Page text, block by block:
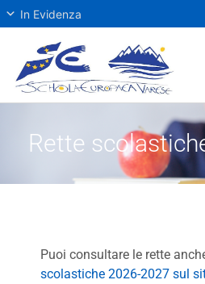
In Evidenza
Rette
Puoi consultare le rette
scolastiche 2026-2027 sul